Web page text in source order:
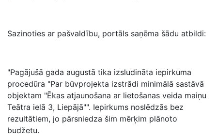
Sazinoties ar pašvaldību, portāls saņēma šādu atbildi:
"Pagājušā gada augustā tika izsludināta iepirkuma
procedūra "Par būvprojekta izstrādi minimālā sastāvā
objektam "Ēkas atjaunošana ar lietošanas veida maiņu
Teātra ielā 3, Liepājā"". Iepirkums noslēdzās bez
rezultātiem, jo pārsniedza šim mērķim plānoto
budžetu.